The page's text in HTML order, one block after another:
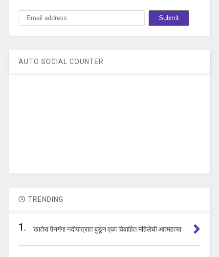
AUTO SOCIAL COUNTER
TRENDING
1. खातेरा पैनगंगा नदीपात्रात बुडून एका विवाहित महिलेची आत्महत्या